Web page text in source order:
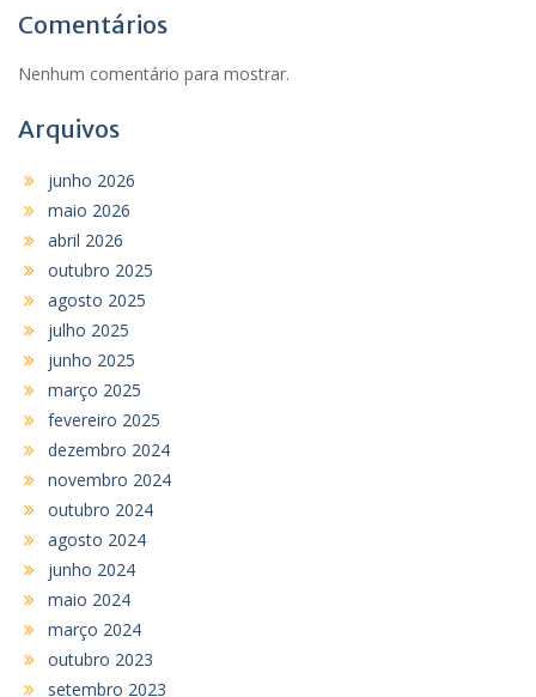
Comentários
Nenhum comentário para mostrar.
Arquivos
junho 2026
maio 2026
abril 2026
outubro 2025
agosto 2025
julho 2025
junho 2025
março 2025
fevereiro 2025
dezembro 2024
novembro 2024
outubro 2024
agosto 2024
junho 2024
maio 2024
março 2024
outubro 2023
setembro 2023